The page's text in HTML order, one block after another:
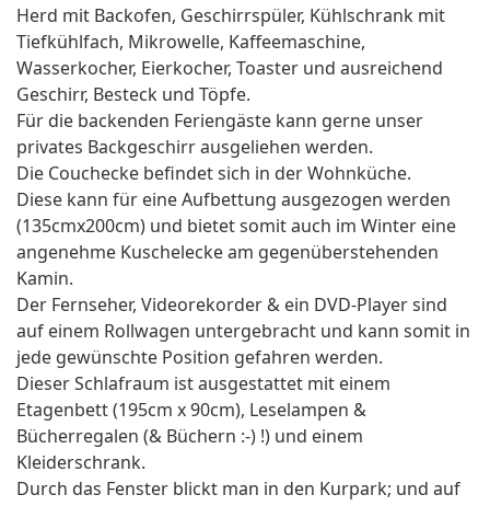
Herd mit Backofen, Geschirrspüler, Kühlschrank mit
Tiefkühlfach, Mikrowelle, Kaffeemaschine,
Wasserkocher, Eierkocher, Toaster und ausreichend
Geschirr, Besteck und Töpfe.
Für die backenden Feriengäste kann gerne unser
privates Backgeschirr ausgeliehen werden.
Die Couchecke befindet sich in der Wohnküche.
Diese kann für eine Aufbettung ausgezogen werden
(135cmx200cm) und bietet somit auch im Winter eine
angenehme Kuschelecke am gegenüberstehenden
Kamin.
Der Fernseher, Videorekorder & ein DVD-Player sind
auf einem Rollwagen untergebracht und kann somit in
jede gewünschte Position gefahren werden.
Dieser Schlafraum ist ausgestattet mit einem
Etagenbett (195cm x 90cm), Leselampen &
Bücherregalen (& Büchern :-) !) und einem
Kleiderschrank.
Durch das Fenster blickt man in den Kurpark; und auf